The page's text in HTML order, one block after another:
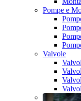
Pompe e
Valvole